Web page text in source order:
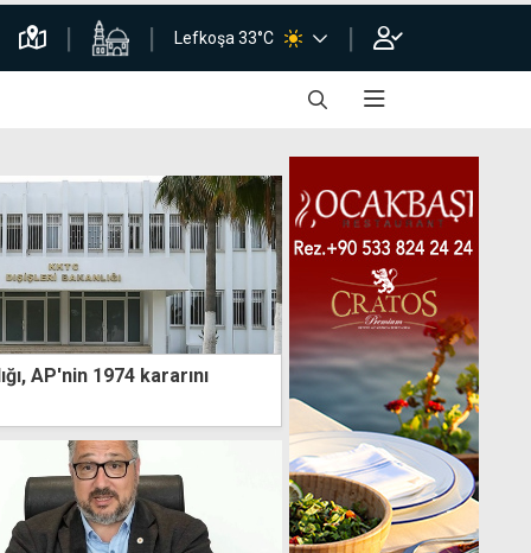
Lefkoşa 33°C
AP'nin 1974 kararını